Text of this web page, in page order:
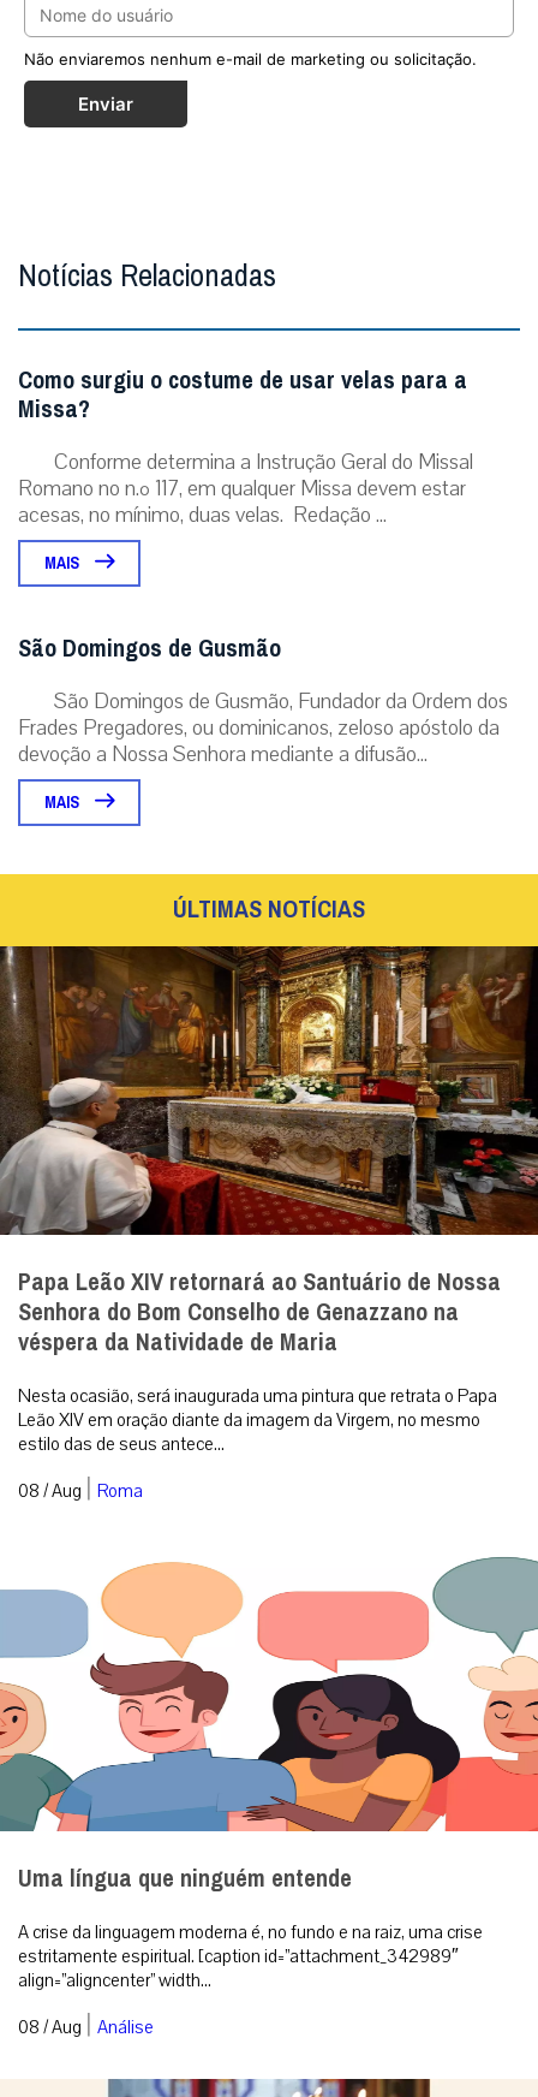
Não enviaremos nenhum e-mail de marketing ou solicitação.
Enviar
Notícias Relacionadas
Como surgiu o costume de usar velas para a
Missa?
Conforme determina a Instrução Geral do Missal
Romano no n.º 117, em qualquer Missa devem estar
acesas, no mínimo, duas velas. Redação ...
MAIS
São Domingos de Gusmão
São Domingos de Gusmão, Fundador da Ordem dos
Frades Pregadores, ou dominicanos, zeloso apóstolo da
devoção a Nossa Senhora mediante a difusão...
MAIS
ÚLTIMAS NOTÍCIAS
Papa Leão XIV retornará ao Santuário de Nossa
Senhora do Bom Conselho de Genazzano na
véspera da Natividade de Maria
Nesta ocasião, será inaugurada uma pintura que retrata o Papa
Leão XIV em oração diante da imagem da Virgem, no mesmo
estilo das de seus antece...
08 / Aug | Roma
Uma língua que ninguém entende
A crise da linguagem moderna é, no fundo e na raiz, uma crise
estritamente espiritual. [caption id=”attachment_342989″
align=”aligncenter” width...
08 / Aug | Análise